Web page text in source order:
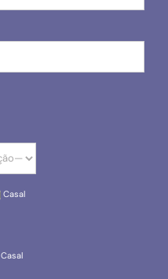
Casal
Casal